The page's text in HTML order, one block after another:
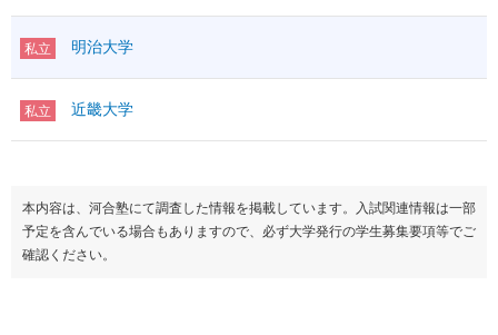
私立 明治大学
私立 近畿大学
本内容は、河合塾にて調査した情報を掲載しています。入試関連情報は一部
予定を含んでいる場合もありますので、必ず大学発行の学生募集要項等でご
確認ください。